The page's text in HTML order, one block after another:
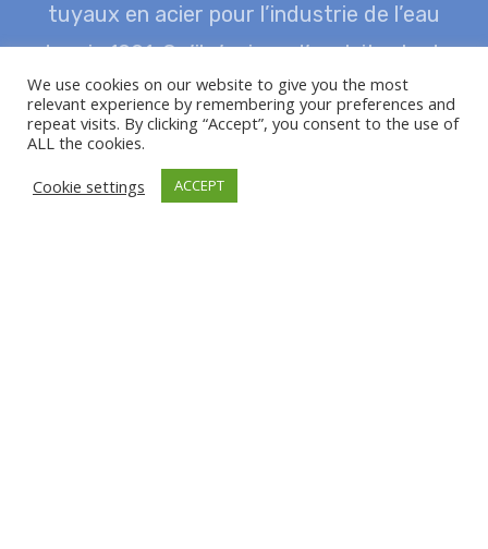
tuyaux en acier pour l’industrie de l’eau
depuis 1991.Qu’il s’agisse d’exploitants de
réseaux, d’agences de planification, de
constructeurs de conduites ou d’autres
partenaires du marché, vous recevrez
toujours des conseils complets de notre part,
We use cookies on our website to give you the most
relevant experience by remembering your preferences and
repeat visits. By clicking “Accept”, you consent to the use of
ALL the cookies.
Cookie settings
ACCEPT